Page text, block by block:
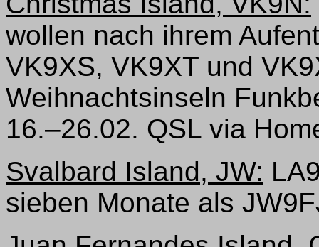
wollen nach ihrem
VK9XS, VK9XT und
Weihnachtsinseln
16.–26.02. QSL via
Svalbard Island, JW:
sieben Monate als